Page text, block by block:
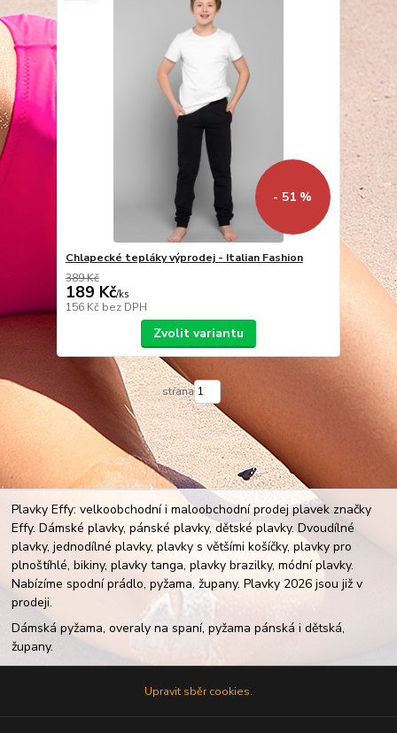
- 51 %
Chlapecké tepláky výprodej - Italian Fashion
389 Kč
189 Kč/ks
156 Kč bez DPH
Zvolit variantu
strana z 1
Plavky Effy: velkoobchodní i maloobchodní prodej plavek značky
Effy. Dámské plavky, pánské plavky, dětské plavky. Dvoudílné
plavky, jednodílné plavky, plavky s většími košíčky, plavky pro
plnoštíhlé, bikiny, plavky tanga, plavky brazilky, módní plavky.
Nabízíme spodní prádlo, pyžama, župany. Plavky 2026 jsou již v
prodeji.
Dámská pyžama, overaly na spaní, pyžama pánská i dětská,
župany.
Upravit sběr cookies.